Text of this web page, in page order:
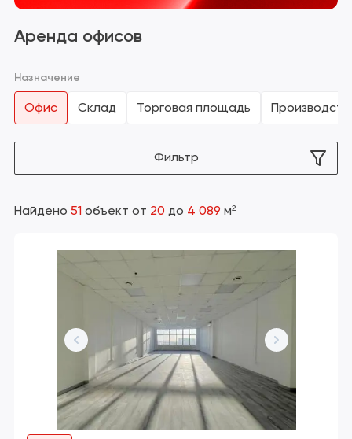
Аренда офисов
Назначение
Офис Склад Торговая площадь
Фильтр
Найдено 51 объект от 20 до 4 089 м²